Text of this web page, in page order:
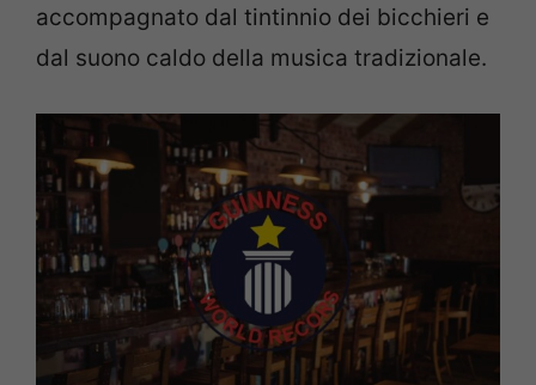
accompagnato dal tintinnio dei bicchieri e
dal suono caldo della musica tradizionale.